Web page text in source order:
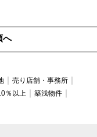
へ
売り店舗・事務所
％以上
築浅物件